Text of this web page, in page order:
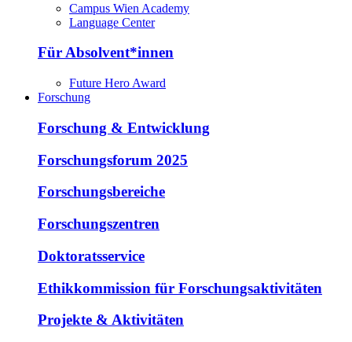
Campus Wien Academy
Language Center
Für Absolvent*innen
Future Hero Award
Forschung
Forschung & Entwicklung
Forschungsforum 2025
Forschungsbereiche
Forschungszentren
Doktoratsservice
Ethikkommission für Forschungsaktivitäten
Projekte & Aktivitäten